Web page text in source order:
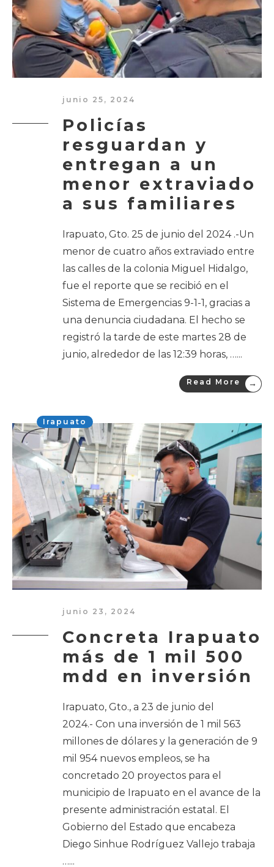
junio 25, 2024
Policías
resguardan y
entregan a un
menor extraviado
a sus familiares
Irapuato, Gto. 25 de junio del 2024 .-Un
menor de cuatro años extraviado entre
las calles de la colonia Miguel Hidalgo,
fue el reporte que se recibió en el
Sistema de Emergencias 9-1-1, gracias a
una denuncia ciudadana. El hecho se
registró la tarde de este martes 28 de
junio, alrededor de las 12:39 horas, …...
Read More →
Irapuato
junio 23, 2024
Concreta Irapuato
más de 1 mil 500
mdd en inversión
Irapuato, Gto., a 23 de junio del
2024.- Con una inversión de 1 mil 563
millones de dólares y la generación de 9
mil 954 nuevos empleos, se ha
concretado 20 proyectos para el
municipio de Irapuato en el avance de la
presente administración estatal. El
Gobierno del Estado que encabeza
Diego Sinhue Rodríguez Vallejo trabaja
…...